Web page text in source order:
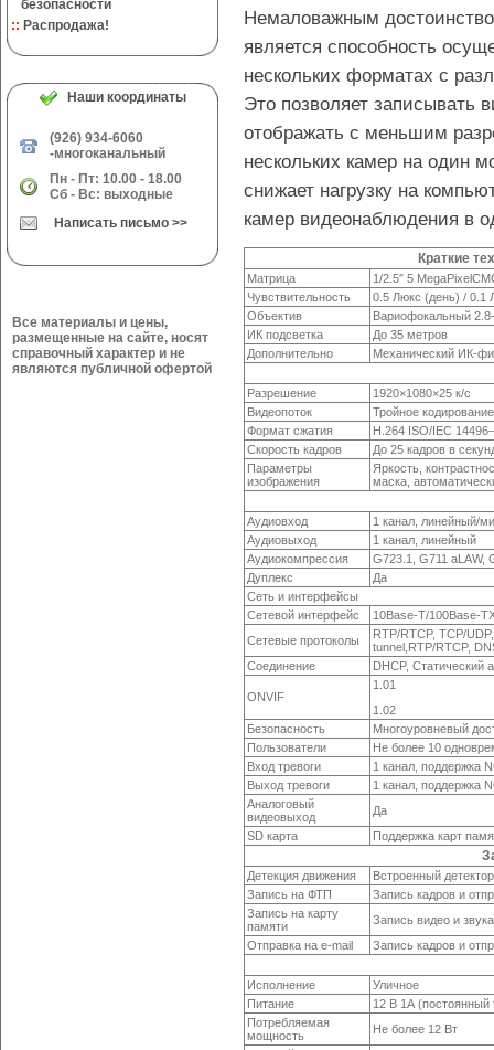
безопасности
:: Распродажа!
Наши координаты
(926) 934-6060
-многоканальный
Пн - Пт: 10.00 - 18.00
Сб - Вс: выходные
Написать письмо >>
Все материалы и цены,
размещенные на сайте, носят
справочный характер и не
являются публичной офертой
Немаловажным
является способность
нескольких форматах с
Это позволяет записывать
отображать с меньшим
нескольких камер на один
снижает нагрузку на
камер видеонаблюдения в
Краткие
Матрица
1/2.5″ 5
Чувствительность
0.5 Люкс (день) / 0.1
Объектив
Вариофокальный
ИК подсветка
До 35 метров
Дополнительно
Механический ИК-
Разрешение
1920×1080×25 к/с
Видеопоток
Тройное
Формат сжатия
H.264 ISO/IEC
Скорость кадров
До 25 кадров в
Параметры
изображения
Яркость,
маска,
Аудиовход
1 канал, линейный/
Аудиовыход
1 канал, линейный
Аудиокомпрессия
G723.1, G711 aLAW,
Дуплекс
Да
Сеть и интерфейсы
Сетевой интерфейс
10Base-T/100Base-
Сетевые протоколы
RTP/RTCP, TCP/
tunnel,RTP/RTCP,
Соединение
DHCP, Статический
ONVIF
1.01
1.02
Безопасность
Многоуровневый
Пользователи
Не более 10
Вход тревоги
1 канал, поддержка
Выход тревоги
1 канал, поддержка
Аналоговый
видеовыход
Да
SD карта
Поддержка карт
Детекция движения
Встроенный
Запись на ФТП
Запись кадров и
Запись на карту
памяти
Запись видео и
Отправка на e-mail Запись кадров и
Исполнение
Уличное
Питание
12 В 1А (постоянный
Потребляемая
мощность
Не более 12 Вт